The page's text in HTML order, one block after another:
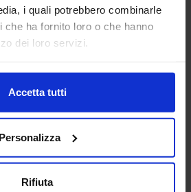
i quali potrebbero combinarle
che ha fornito loro o che hanno
dei loro servizi.
Accetta tutti
Personalizza
Rifiuta